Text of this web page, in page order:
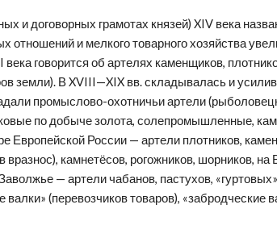
отношений и мелкого товарного хозяйства
говорится об артелях каменщиков,
земли). В XVIII—XIX вв. складывалась и
промыслово-охотничьи артели
по добыче золота, солепромышленные,
Европейской России — артели плотников,
камнетёсов, рогожников, шорников,
— артели чабанов, пастухов,
(перевозчиков товаров), «забродческие